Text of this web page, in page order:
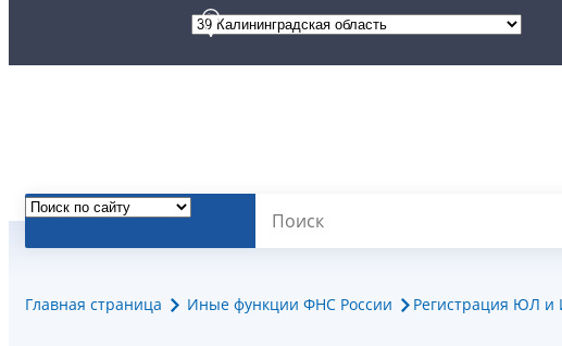
Главная страница Иные функции ФНС России Регистрация ЮЛ и